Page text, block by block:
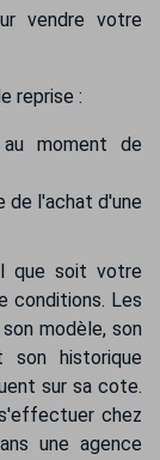
vendre votre
reprise :
moment de
de l'achat d'une
que soit votre
conditions. Les
modèle, son
historique
sur sa cote.
chez
une agence